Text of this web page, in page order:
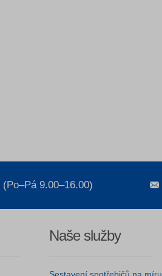
(Po–Pá 9.00–16.00)
Naše služby